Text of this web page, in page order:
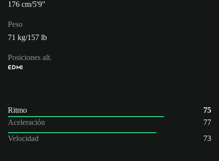
176 cm/5'9"
Peso
71 kg/157 lb
Posiciones alt.
EDMI
Ritmo
75
Aceleración
77
Velocidad
73